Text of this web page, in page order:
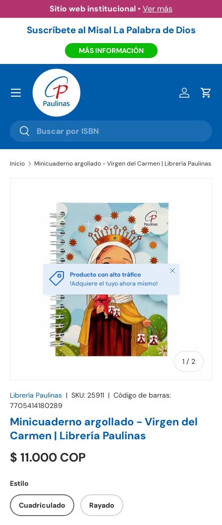
Ir al contenido
Sitio web institucional • Ver más
Suscríbete al Misal La Palabra de Dios
MÁS INFORMACIÓN
Buscar
Buscar
Iniciar
Menú
Inicio Minicuaderno argollado - Virgen del Carmen | Librería Paulinas
1 / de
2
Producto con alto tráfico
!Adquiere el tuyo ahora mismo!
Cerrar
Librería Paulinas | SKU: 25911 | Código de barras:
7705414180289
Minicuaderno argollado - Virgen del
Carmen | Librería Paulinas
$ 11.000 COP
Estilo
Cuadriculado Rayado